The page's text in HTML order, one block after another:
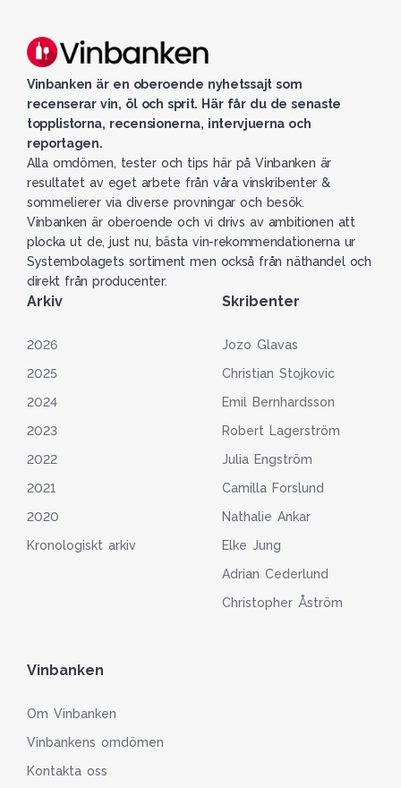
Vinbanken är en oberoende nyhetssajt som
recenserar vin, öl och sprit. Här får du de senaste
topplistorna, recensionerna, intervjuerna och
reportagen.
Alla omdömen, tester och tips här på Vinbanken är
resultatet av eget arbete från våra vinskribenter &
sommelierer via diverse provningar och besök.
Vinbanken är oberoende och vi drivs av ambitionen att
plocka ut de, just nu, bästa vin-rekommendationerna ur
Systembolagets sortiment men också från näthandel och
direkt från producenter.
Arkiv
2026
2025
2024
2023
2022
2021
2020
Kronologiskt arkiv
Skribenter
Jozo Glavas
Christian Stojkovic
Emil Bernhardsson
Robert Lagerström
Julia Engström
Camilla Forslund
Nathalie Ankar
Elke Jung
Adrian Cederlund
Christopher Åström
Vinbanken
Om Vinbanken
Vinbankens omdömen
Kontakta oss